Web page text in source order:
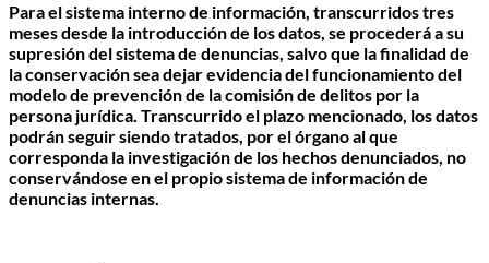
Para el sistema interno de información, transcurridos tres
meses desde la introducción de los datos, se procederá a su
supresión del sistema de denuncias, salvo que la finalidad de
la conservación sea dejar evidencia del funcionamiento del
modelo de prevención de la comisión de delitos por la
persona jurídica. Transcurrido el plazo mencionado, los datos
podrán seguir siendo tratados, por el órgano al que
corresponda la investigación de los hechos denunciados, no
conservándose en el propio sistema de información de
denuncias internas.